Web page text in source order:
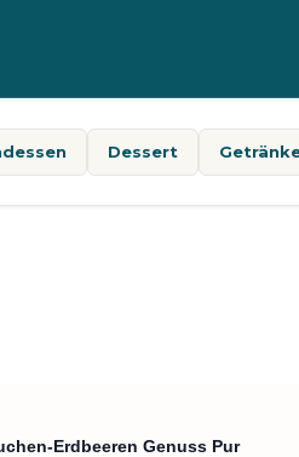
Dessert
Erdbeeren Genuss Pur